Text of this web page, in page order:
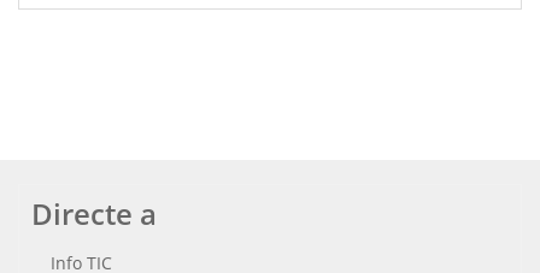
Directe a
Info TIC